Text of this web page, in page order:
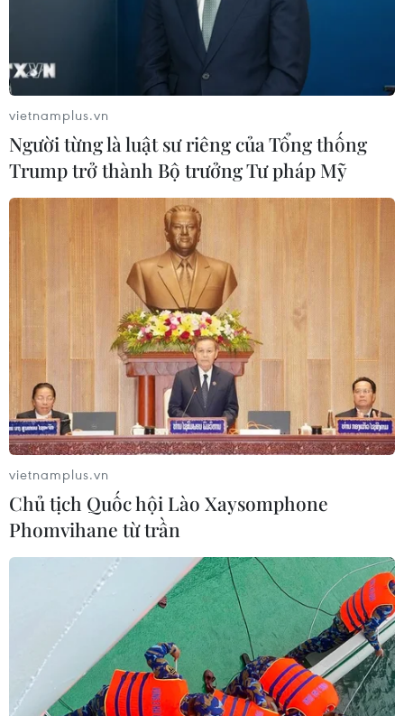
vietnamplus.vn
Người từng là luật sư riêng của Tổng thống
Trump trở thành Bộ trưởng Tư pháp Mỹ
vietnamplus.vn
Chủ tịch Quốc hội Lào Xaysomphone
Phomvihane từ trần